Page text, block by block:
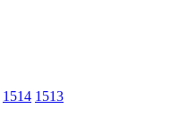
1514 1513